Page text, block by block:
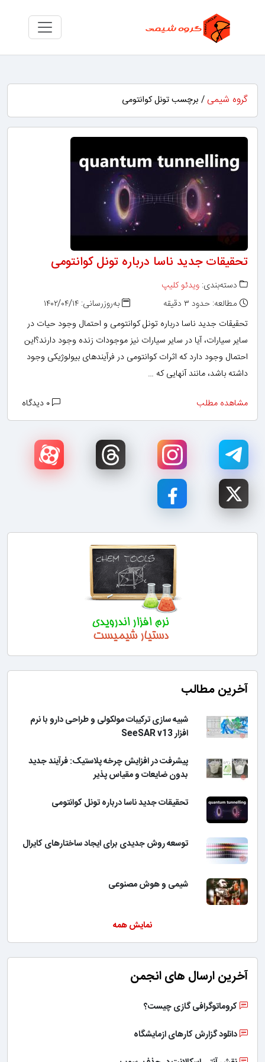
گروه شیمی / برچسب تونل کوانتومی
تحقیقات جدید ناسا درباره تونل کوانتومی
دسته‌بندی: ویدئو کلیپ
مطالعه: حدود ۳ دقیقه
به‌روزرسانی: ۱۴۰۲/۰۴/۱۴
تحقیقات جدید ناسا درباره تونل کوانتومی و احتمال وجود حیات در
سایر سیارات، آیا در سایر سیارات نیز موجودات زنده وجود دارند؟این
احتمال وجود دارد که اثرات کوانتومی در فرآیندهای بیولوژیکی وجود
داشته باشد، مانند آنهایی که …
مشاهده مطلب
آخرین مطالب
شبیه سازی ترکیبات مولکولی و طراحی دارو با نرم
افزار SeeSAR v13
پیشرفت در افزایش چرخه پلاستیک: فرآیند جدید
بدون ضایعات و مقیاس پذیر
تحقیقات جدید ناسا درباره تونل کوانتومی
توسعه روش جدیدی برای ایجاد ساختارهای کایرال
شیمی و هوش مصنوعی
نمایش همه
آخرین ارسال های انجمن
کروماتوگرافی گازی چیست؟
دانلود گزارش کارهای ازمایشگاه